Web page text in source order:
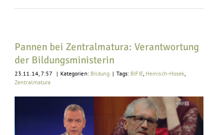
Pannen bei Zentralmatura: Verantwortung
der Bildungsministerin
23.11.14, 7:57 | Kategorien: Bildung | Tags: BIFIE, Heinisch-Hosek,
Zentralmatura